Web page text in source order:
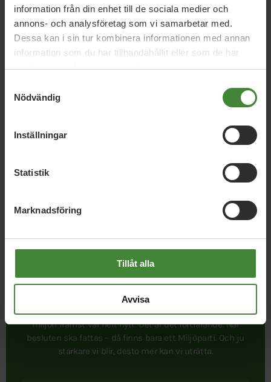
information från din enhet till de sociala medier och
annons- och analysföretag som vi samarbetar med.
Dessa kan i sin tur kombinera informationen med annan
information som du har tillhandahållit eller som de har
samlat in när du har använt deras tjänster.
Nödvändig
Inställningar
Statistik
Marknadsföring
Tillåt alla
Avvisa
Dela denna sida och hjälp oss
attsprida vårt budskap
I september 1981 bildades Miljöpartiet. Att ett parti satte
miljön främst var helt nytt. Det är det fortfarande. När
besluten ska fattas – då finns bara ett Miljöparti. Och ju
starkare vi blir, desto mer kan vi uträtta.